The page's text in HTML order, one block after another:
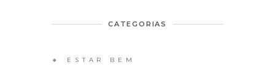
CATEGORIAS
🔸 ESTAR BEM